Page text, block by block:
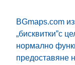
BGmaps.com
„бисквитки”с
нормално
предоставяне